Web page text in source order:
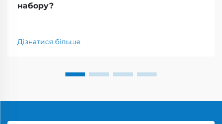
набору?
Дізнатися більше